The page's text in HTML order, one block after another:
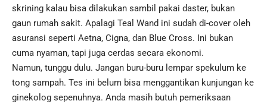
skrining kalau bisa dilakukan sambil pakai daster, bukan
gaun rumah sakit. Apalagi Teal Wand ini sudah di-cover oleh
asuransi seperti Aetna, Cigna, dan Blue Cross. Ini bukan
cuma nyaman, tapi juga cerdas secara ekonomi.
Namun, tunggu dulu. Jangan buru-buru lempar spekulum ke
tong sampah. Tes ini belum bisa menggantikan kunjungan ke
ginekolog sepenuhnya. Anda masih butuh pemeriksaan